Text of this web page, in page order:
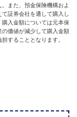
また、預金保険機構およ
証券会社を通して購入し
入金額については元本保
価値が減少して購入金額
することとなります。